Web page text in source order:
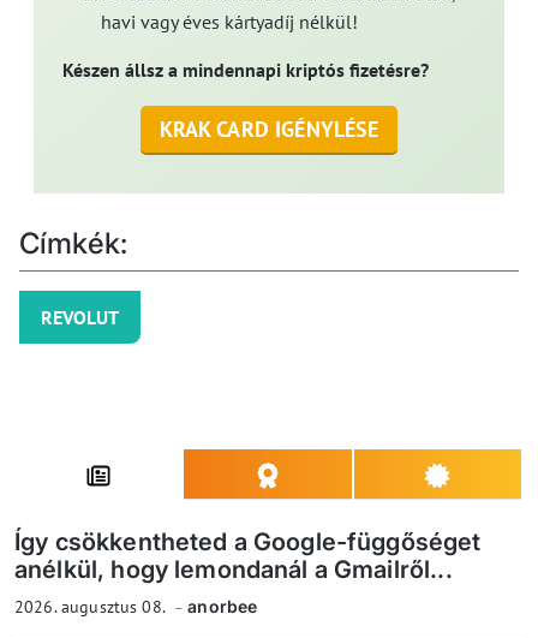
havi vagy éves kártyadíj nélkül!
Készen állsz a mindennapi kriptós fizetésre?
KRAK CARD IGÉNYLÉSE
Címkék:
REVOLUT
Így csökkentheted a Google-függőséget
anélkül, hogy lemondanál a Gmailről...
2026. augusztus 08. anorbee